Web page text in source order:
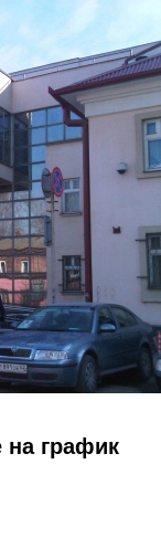
на график